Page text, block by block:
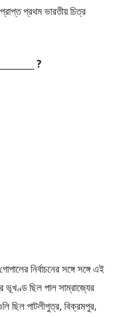
প্রথম ভারতীয় চিত্র
?
নির্বাচনের সঙ্গে সঙ্গে এই
ভূখণ্ড ছিল পাল সাম্রাজ্যের
ছিল পাটলীপুত্র, বিক্রমপুর,